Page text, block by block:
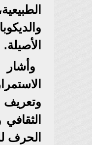
الأصيلة.
وتعريف
الحرف